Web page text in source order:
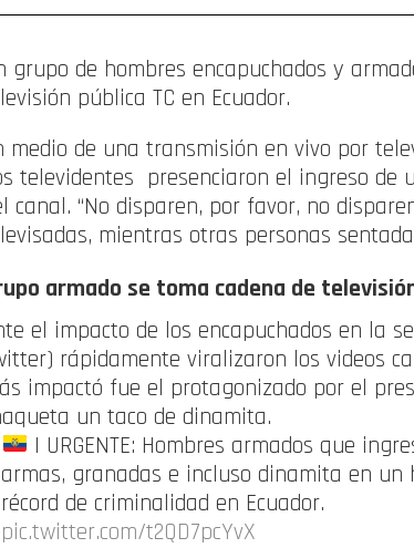
grupo de hombres encapuchados y
pública TC en Ecuador.
medio de una transmisión en vivo por
televidentes presenciaron el ingreso de
canal. “No disparen, por favor, no
mientras otras personas
armado se toma cadena de
el impacto de los encapuchados en la
rápidamente viralizaron los videos
impactó fue el protagonizado por el
un taco de dinamita.
| URGENTE: Hombres armados que
armas, granadas e incluso dinamita en
récord de criminalidad en Ecuador.
pic.twitter.com/t2QD7pcYvX